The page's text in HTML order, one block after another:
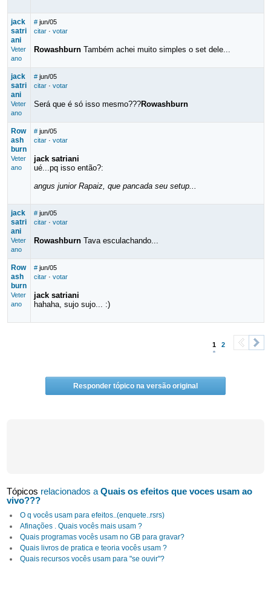
jack
satri
ani
Veter
ano
# jun/05
citar· votar
RowashburnTambém achei muito simples o set dele...
jack
satri
ani
Veter
ano
# jun/05
citar· votar
Será que é só isso mesmo???Rowashburn
Row
ash
burn
Veter
ano
# jun/05
citar· votar
jack satriani
ué...pq isso então?:
angus junior Rapaiz, que pancada seu setup...
jack
satri
ani
Veter
ano
# jun/05
citar· votar
RowashburnTava esculachando...
Row
ash
burn
Veter
ano
# jun/05
citar· votar
jack satriani
hahaha, sujo sujo... :)
1 2
Responder tópico na versão original
Tópicos relacionados aQuais os efeitos que voces usam ao
vivo???
O q vocês usam para efeitos..(enquete..rsrs)
Afinações . Quais vocês mais usam ?
Quais programas vocês usam no GB para gravar?
Quais livros de pratica e teoria vocês usam ?
Quais recursos vocês usam para "se ouvir"?